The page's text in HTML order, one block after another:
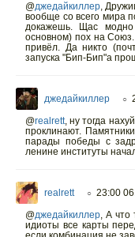
@джедайкиллер,
вообще со всего мира
докажешь. Щас модно
основном) пох на Союз.
привёл. Да никто
запуска "Бип-Бип"а
джедайкиллер ○
@realrett,ну тогда
проклинают.
парады победы с
ленине институты
realrett ○ 23:00
@джедайкиллер, А что
идиоты все карты